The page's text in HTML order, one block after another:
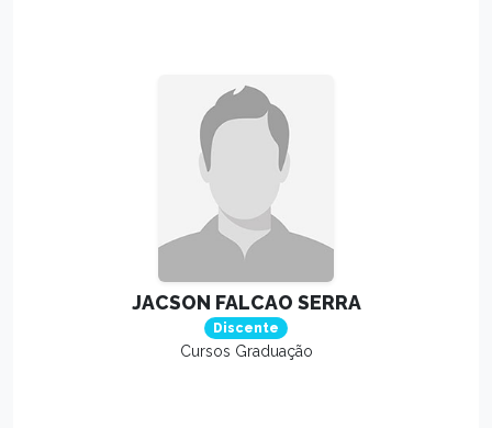
JACSON FALCAO SERRA
Discente
Cursos Graduação